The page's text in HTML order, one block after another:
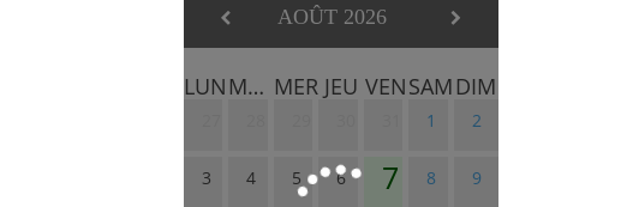
AOÛT 2026
LUN MAR MER JEU VENSAM DIM
1 2
3 4 5 6 7 8 9